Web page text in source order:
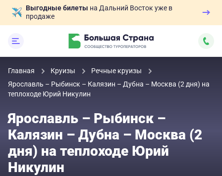
Выгодные билеты на Дальний Восток уже в
продаже
Главная Круизы
Речные круизы
Ярославль – Рыбинск – Калязин – Дубна – Москва (2 дня) на
теплоходе Юрий Никулин
Ярославль – Рыбинск –
Калязин – Дубна – Москва (2
дня) на теплоходе Юрий
Никулин